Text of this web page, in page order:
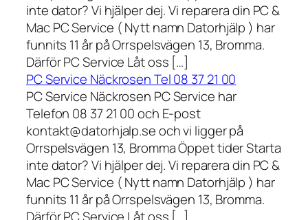
inte dator? Vi hjälper dej. Vi reparera din PC &
Mac PC Service ( Nytt namn Datorhjälp ) har
funnits 11 år på Orrspelsvägen 13, Bromma.
Därför PC Service Låt oss […]
PC Service Näckrosen Tel 08 37 21 00
PC Service Näckrosen PC Service har
Telefon 08 37 21 00 och E-post
kontakt@datorhjalp.se och vi ligger på
Orrspelsvägen 13, Bromma Öppet tider Starta
inte dator? Vi hjälper dej. Vi reparera din PC &
Mac PC Service ( Nytt namn Datorhjälp ) har
funnits 11 år på Orrspelsvägen 13, Bromma.